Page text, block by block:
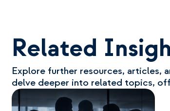
Related
Explore further resources, articles,
delve deeper into related topics,